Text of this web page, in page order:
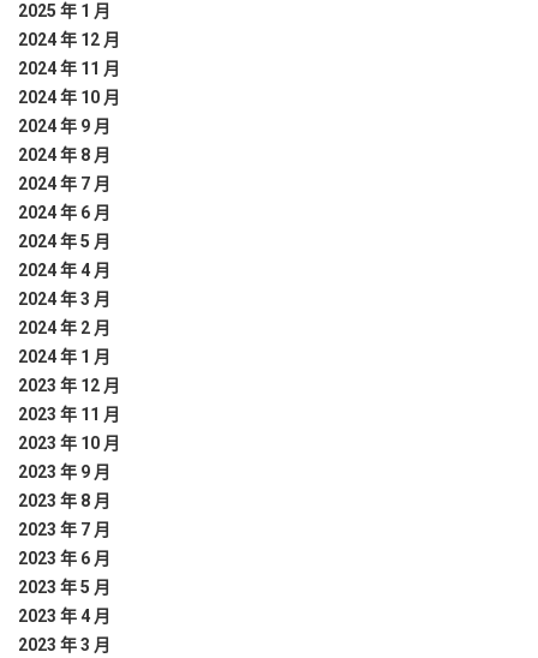
2025 年 1 月
2024 年 12 月
2024 年 11 月
2024 年 10 月
2024 年 9 月
2024 年 8 月
2024 年 7 月
2024 年 6 月
2024 年 5 月
2024 年 4 月
2024 年 3 月
2024 年 2 月
2024 年 1 月
2023 年 12 月
2023 年 11 月
2023 年 10 月
2023 年 9 月
2023 年 8 月
2023 年 7 月
2023 年 6 月
2023 年 5 月
2023 年 4 月
2023 年 3 月